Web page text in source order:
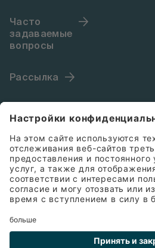
Часто
задаваемые
вопросы
Рассылка
Обратная связь